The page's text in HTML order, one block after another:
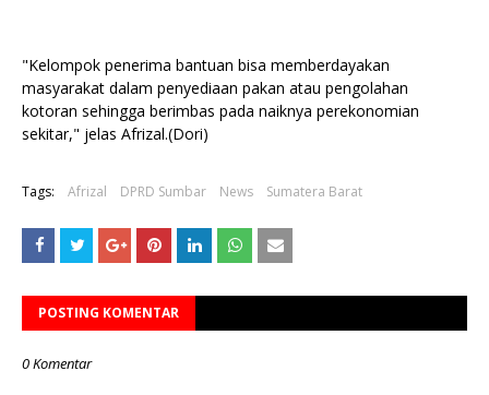
"Kelompok penerima bantuan bisa memberdayakan
masyarakat dalam penyediaan pakan atau pengolahan
kotoran sehingga berimbas pada naiknya perekonomian
sekitar," jelas Afrizal.(Dori)
Tags: Afrizal DPRD Sumbar News Sumatera Barat
POSTING KOMENTAR
0 Komentar